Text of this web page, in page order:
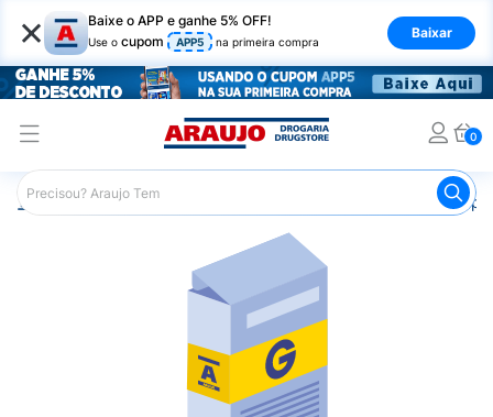
× Baixe o APP e ganhe 5% OFF!
Use o cupom APP5 na primeira compra
Baixar
0
Araujo Medicamentos